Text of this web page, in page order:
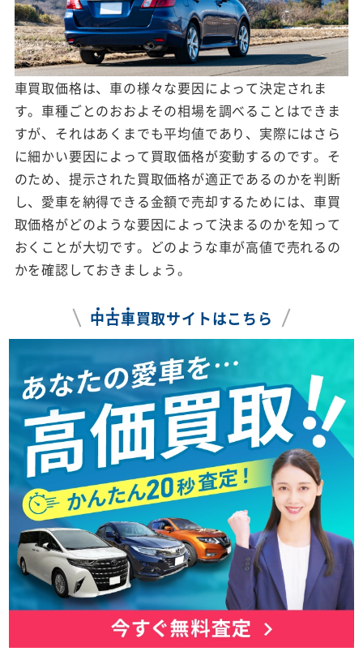
車買取価格は、車の様々な要因によって決定されま
す。車種ごとのおおよその相場を調べることはできま
すが、それはあくまでも平均値であり、実際にはさら
に細かい要因によって買取価格が変動するのです。そ
のため、提示された買取価格が適正であるのかを判断
し、愛車を納得できる金額で売却するためには、車買
取価格がどのような要因によって決まるのかを知って
おくことが大切です。どのような車が高値で売れるの
かを確認しておきましょう。
中古車買取サイトはこちら